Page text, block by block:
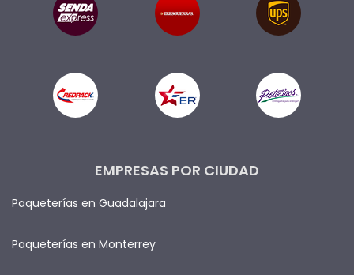
EMPRESAS POR CIUDAD
Paqueterías en Guadalajara
Paqueterías en Monterrey